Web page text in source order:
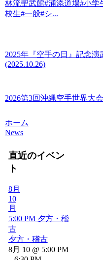
林流聖武館#浦添道場#小学
校生#一般#シ...
2025年『空手の日』記念演
(2025.10.26)
2026第3回沖縄空手世界大会
ホーム
News
直近のイベン
ト
8月
10
月
5:00 PM 夕方・稽
古
夕方・稽古
8月 10 @ 5:00 PM